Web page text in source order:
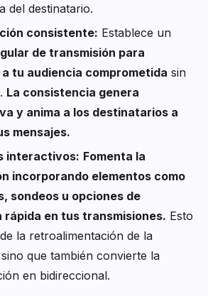
del destinatario.
consistente: Establece un
de transmisión para
tu audiencia comprometida sin
La consistencia genera
y anima a los destinatarios a
mensajes.
interactivos: Fomenta la
incorporando elementos como
sondeos u opciones de
rápida en tus transmisiones. Esto
la retroalimentación de la
que también convierte la
en bidireccional.